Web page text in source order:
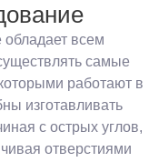
всем
самые
работают в
изготавливать
с острых углов,
отверстиями